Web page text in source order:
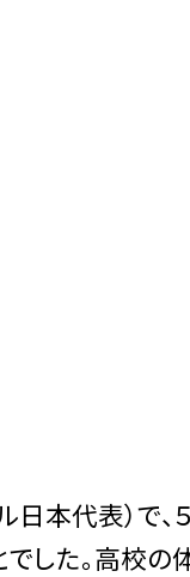
日本代表）で
した。高校